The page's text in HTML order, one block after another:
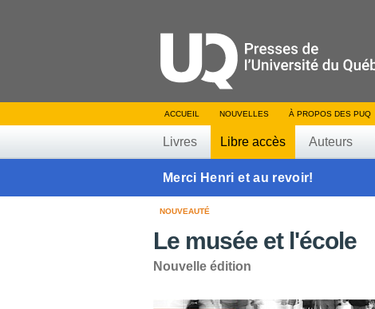
ACCUEIL NOUVELLES À PROPOS DES PUQ
Livres Libre accès Auteurs
Merci Henri et au revoir!
NOUVEAUTÉ
Le musée et l'école
Nouvelle édition